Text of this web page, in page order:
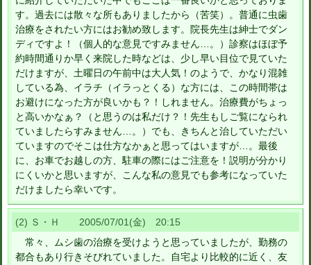
す。過去には散々な所もありましたから（苦笑）。普通に虫歯
治療をされたい方にはお勧め致します。院長先生は紳士でダン
ディですよ！（個人的な意見ですみません…。）診察はほぼ予
約時間通りか早く来院した時などは、少し早い目位で見ていた
だけますが、土曜日の午前中は大人気！のようで、かなり混雑
している為、イラチ（イラっとくる）な方には、この時間帯は
お避けになった方が良いかも？！しれません。治療費がちょっ
と高いかなぁ？（と思うのは私だけ？！先生もしご覧になられ
ていましたらすみません…。）でも、きちんと治していただい
ていますのでそこは仕方なかぁと思ってはいますが…。最後
に、お車でお越しの方、駐車の際にはご注意を！説明が分かり
にくいかと思いますが、こんな私の意見でも参考になっていた
だけましたら幸いです。
(2) Ｓ・Ｈ 2005/07/01(金) 20:15
常々、ムシ歯の治療を受けようと思っていましたが、勤務の
都合もあり行きそびれていました。自宅より比較的に近く、友